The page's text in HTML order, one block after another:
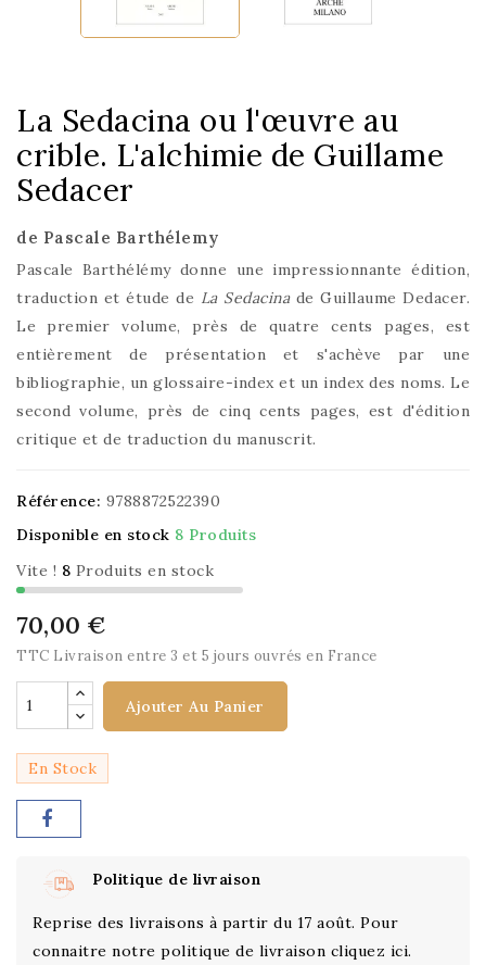
La Sedacina ou l'œuvre au
crible. L'alchimie de Guillame
Sedacer
de Pascale Barthélemy
Pascale Barthélémy donne une impressionnante édition,
traduction et étude de La Sedacinade Guillaume Dedacer.
Le premier volume, près de quatre cents pages, est
entièrement de présentation et s'achève par une
bibliographie, un glossaire-index et un index des noms. Le
second volume, près de cinq cents pages, est d'édition
critique et de traduction du manuscrit.
Référence: 9788872522390
Disponible en stock 8 Produits
Vite ! 8 Produits en stock
70,00 €
TTC Livraison entre 3 et 5 jours ouvrés en France
Ajouter Au Panier
En Stock
Politique de livraison
Reprise des livraisons à partir du 17 août. Pour
connaitre notre politique de livraison cliquez ici.